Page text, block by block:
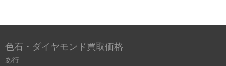
色石・ダイヤモンド買取価格
あ行